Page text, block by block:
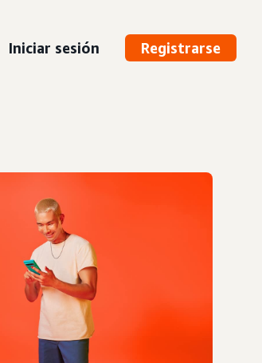
Iniciar sesión Registrarse